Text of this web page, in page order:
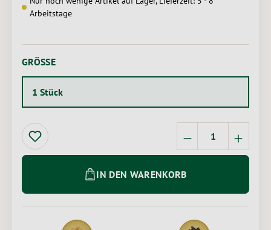
Arbeitstage
GRÖSSE AUSWÄHLEN
1 Stück
Produkt
IN DEN WARENKORB